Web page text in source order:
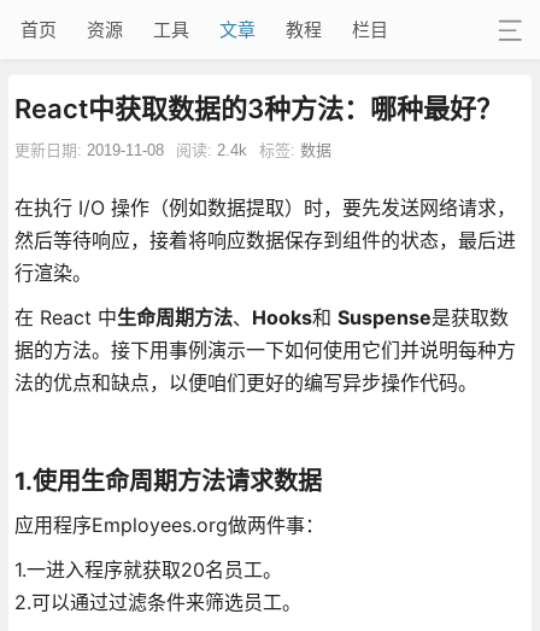
首页 资源 工具 文章 教程 栏目
React中获取数据的3种方法：哪种最好？
更新日期: 2019-11-08 阅读: 2.4k 标签: 数据
在执行 I/O 操作（例如数据提取）时，要先发送网络请求，
然后等待响应，接着将响应数据保存到组件的状态，最后进
行渲染。
在 React 中生命周期方法、 Hooks和 Suspense是获取数
据的方法。接下用事例演示一下如何使用它们并说明每种方
法的优点和缺点，以便咱们更好的编写异步操作代码。
1.使用生命周期方法请求数据
应用程序Employees.org做两件事：
1.一进入程序就获取20名员工。
2.可以通过过滤条件来筛选员工。